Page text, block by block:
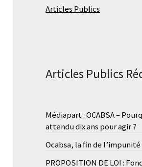
Articles Publics
Articles Publics
Médiapart : OCABSA –
attendu dix ans pour agir ?
Ocabsa, la fin de l’impunité
PROPOSITION DE LOI :